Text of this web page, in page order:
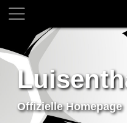
Offizielle Homepage